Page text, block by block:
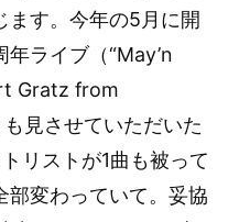
ます。今年の5月に開
ライブ（“May’n
Gratz from
見させていただいた
リストが1曲も被って
部変わっていて。妥協